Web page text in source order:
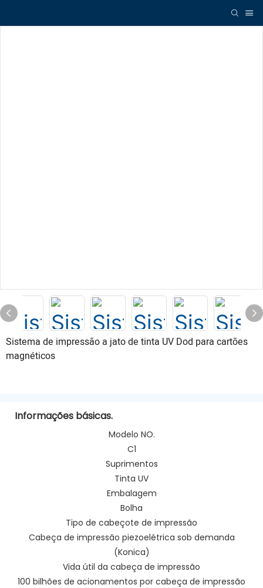
Sistema de impressão a jato de tinta UV Dod para cartões
magnéticos
Informações básicas.
Modelo NO.
C1
Suprimentos
Tinta UV
Embalagem
Bolha
Tipo de cabeçote de impressão
Cabeça de impressão piezoelétrica sob demanda
(Konica)
Vida útil da cabeça de impressão
100 bilhões de acionamentos por cabeça de impressão